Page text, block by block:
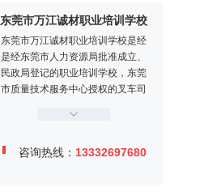
东莞市万江诚材职业培训学校
东莞市万江诚材职业培训学校是经
是经东莞市人力资源局批准成立、
民政局登记的职业培训学校，东莞
市质量技术服务中心授权的叉车司
师资力量雄厚，学校内设电工实训
咨询热线： 13332697680